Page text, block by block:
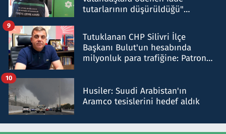
tutarlarının düşürüldüğü"
Tutuklanan CHP Silivri İlçe
Başkanı Bulut'un hesabında
milyonluk para trafiğine: Patron
9
Husiler: Suudi Arabistan'ın
Aramco tesislerini hedef aldık
10